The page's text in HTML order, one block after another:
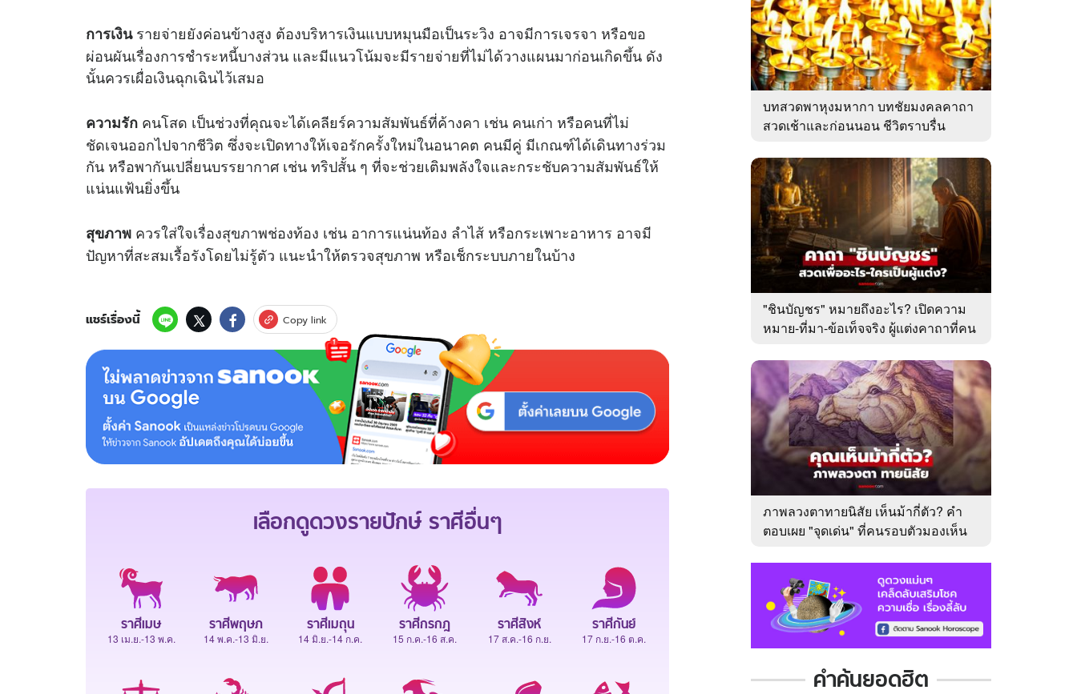
การเงินรายจ่ายยังค่อนข้างสูง ต้องบริหารเงินแบบหมุนมือเป็นระวิง อาจมีการเจรจา หรือขอ
ผ่อนผันเรื่องการชำระหนี้บางส่วน และมีแนวโน้มจะมีรายจ่ายที่ไม่ได้วางแผนมาก่อนเกิดขึ้น ดัง
นั้นควรเผื่อเงินฉุกเฉินไว้เสมอ
ความรัก คนโสด เป็นช่วงที่คุณจะได้เคลียร์ความสัมพันธ์ที่ค้างคา เช่น คนเก่า หรือคนที่ไม่
ชัดเจนออกไปจากชีวิต ซึ่งจะเปิดทางให้เจอรักครั้งใหม่ในอนาคต คนมีคู่ มีเกณฑ์ได้เดินทางร่วม
กัน หรือพากันเปลี่ยนบรรยากาศ เช่น ทริปสั้น ๆ ที่จะช่วยเติมพลังใจและกระชับความสัมพันธ์ให้
แน่นแฟ้นยิ่งขึ้น
สุขภาพ ควรใส่ใจเรื่องสุขภาพช่องท้อง เช่น อาการแน่นท้อง ลำไส้ หรือกระเพาะอาหาร อาจมี
ปัญหาที่สะสมเรื้อรังโดยไม่รู้ตัว แนะนำให้ตรวจสุขภาพ หรือเช็กระบบภายในบ้าง
แชร์เรื่องนี้ Copy link
เลือกดูดวงรายปักษ์ราศีอื่นๆ
ราศีเมษ
13 เม.ย.-13 พ.ค.
ราศีพฤษภ
14 พ.ค.-13 มิ.ย.
ราศีเมถุน
14 มิ.ย.-14 ก.ค.
ราศีกรกฎ
15 ก.ค.-16 ส.ค.
ราศีสิงห์
17 ส.ค.-16 ก.ย.
ราศีกันย์
17 ก.ย.-16 ต.ค.
บทสวดพาหุงมหากา บทชัยมงคลคาถา
สวดเช้าและก่อนนอน ชีวิตราบรื่น
"ชินบัญชร" หมายถึงอะไร? เปิดความ
หมาย-ที่มา-ข้อเท็จจริง ผู้แต่งคาถาที่คน
ภาพลวงตาทายนิสัย เห็นม้ากี่ตัว? คำ
ตอบเผย "จุดเด่น" ที่คนรอบตัวมองเห็น
คำค้นยอดฮิต